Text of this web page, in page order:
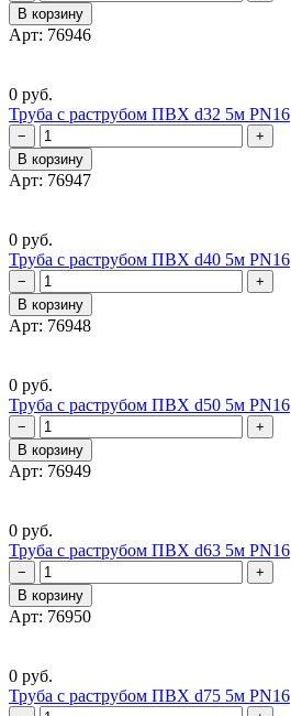
В корзину
Арт: 76946
0 руб.
Труба с раструбом ПВХ d32 5м PN16
−
+
В корзину
Арт: 76947
0 руб.
Труба с раструбом ПВХ d40 5м PN16
−
+
В корзину
Арт: 76948
0 руб.
Труба с раструбом ПВХ d50 5м PN16
−
+
В корзину
Арт: 76949
0 руб.
Труба с раструбом ПВХ d63 5м PN16
−
+
В корзину
Арт: 76950
0 руб.
Труба с раструбом ПВХ d75 5м PN16